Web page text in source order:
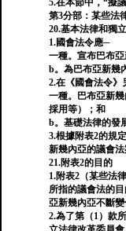
5.在本節中，“擬
第3分部：某些法
20.基本法律和獨
1.國會法令應─
一種。宣布巴布
b。為巴布亞新幾
2.在《國會法令
一種。巴布亞新
採用等）；和
b。基礎法律的發
3.根據附表2的規
新幾內亞的議會法
21.附表2的目的
1.附表2（某些法
所指的議會法的
亞新幾內亞不斷變
2.為了第（1）款